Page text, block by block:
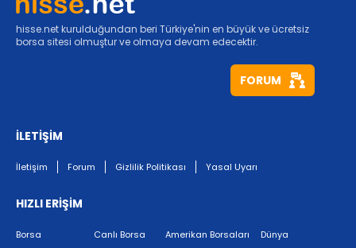
hisse.net kurulduğundan beri Türkiye'nin en büyük ve ücretsiz
borsa sitesi olmuştur ve olmaya devam edecektir.
FORUM
İLETİŞİM
İletişim Forum Gizlilik Politikası Yasal Uyarı
HIZLI ERİŞİM
Borsa
Canlı Borsa
Amerikan Borsaları
Dünya